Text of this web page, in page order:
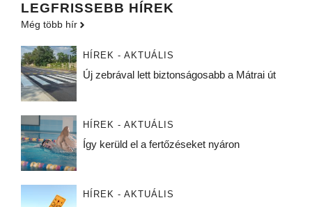
LEGFRISSEBB HÍREK
Még több hír
HÍREK - AKTUÁLIS
Új zebrával lett biztonságosabb a Mátrai út
HÍREK - AKTUÁLIS
Így kerüld el a fertőzéseket nyáron
HÍREK - AKTUÁLIS